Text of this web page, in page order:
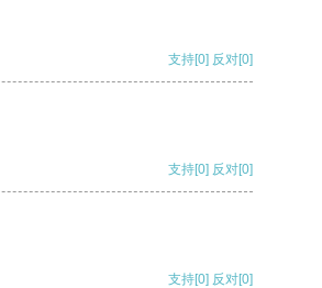
支持[0] 反对[0]
支持[0] 反对[0]
支持[0] 反对[0]